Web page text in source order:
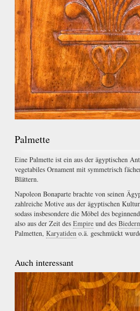
Palmette
Eine Palmette ist ein aus der ägyptischen
vegetabiles Ornament mit symmetrisch
Blättern.
Napoleon Bonaparte brachte von seinen
zahlreiche Motive aus der ägyptischen
sodass insbesondere die Möbel des
also aus der Zeit des Empire und des
Palmetten, Karyatiden o.ä. geschmückt
Auch interessant